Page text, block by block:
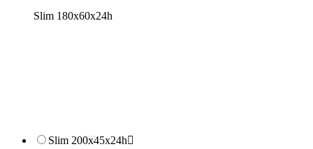
Slim 180x60x24h
Slim 200x45x24h